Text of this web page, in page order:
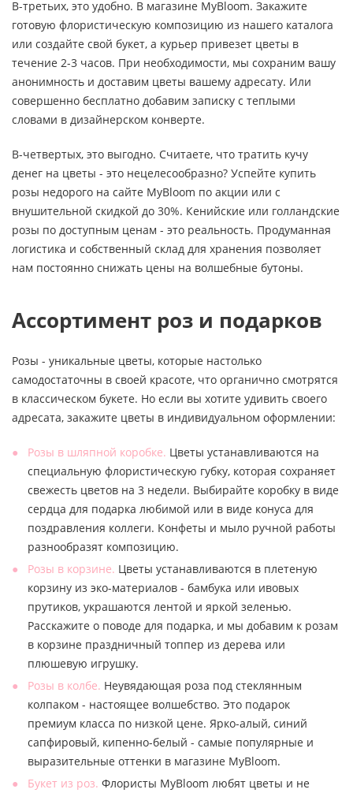
В-третьих, это удобно. В магазине MyBloom. Закажите
готовую флористическую композицию из нашего каталога
или создайте свой букет, а курьер привезет цветы в
течение 2-3 часов. При необходимости, мы сохраним вашу
анонимность и доставим цветы вашему адресату. Или
совершенно бесплатно добавим записку с теплыми
словами в дизайнерском конверте.
В-четвертых, это выгодно. Считаете, что тратить кучу
денег на цветы - это нецелесообразно? Успейте купить
розы недорого на сайте MyBloom по акции или с
внушительной скидкой до 30%. Кенийские или голландские
розы по доступным ценам - это реальность. Продуманная
логистика и собственный склад для хранения позволяет
нам постоянно снижать цены на волшебные бутоны.
Ассортимент роз и подарков
Розы - уникальные цветы, которые настолько
самодостаточны в своей красоте, что органично смотрятся
в классическом букете. Но если вы хотите удивить своего
адресата, закажите цветы в индивидуальном оформлении:
Розы в шляпной коробке. Цветы устанавливаются на
специальную флористическую губку, которая сохраняет
свежесть цветов на 3 недели. Выбирайте коробку в виде
сердца для подарка любимой или в виде конуса для
поздравления коллеги. Конфеты и мыло ручной работы
разнообразят композицию.
Розы в корзине. Цветы устанавливаются в плетеную
корзину из эко-материалов - бамбука или ивовых
прутиков, украшаются лентой и яркой зеленью.
Расскажите о поводе для подарка, и мы добавим к розам
в корзине праздничный топпер из дерева или
плюшевую игрушку.
Розы в колбе. Неувядающая роза под стеклянным
колпаком - настоящее волшебство. Это подарок
премиум класса по низкой цене. Ярко-алый, синий
сапфировый, кипенно-белый - самые популярные и
выразительные оттенки в магазине MyBloom.
Букет из роз. Флористы MyBloom любят цветы и не